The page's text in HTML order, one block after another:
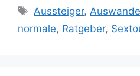
Schlagwörter
Aussteiger,
normale, Ratgeber,